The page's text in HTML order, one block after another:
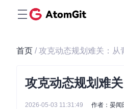
首页 / 攻克动态规划难关：从
攻克动态规划难
2026-05-03 11:31:49 作者：晏闻